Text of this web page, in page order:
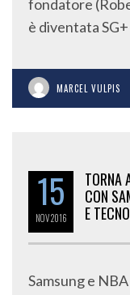
è diventata
15
NOV 2016
CON
E
Exhibition che,